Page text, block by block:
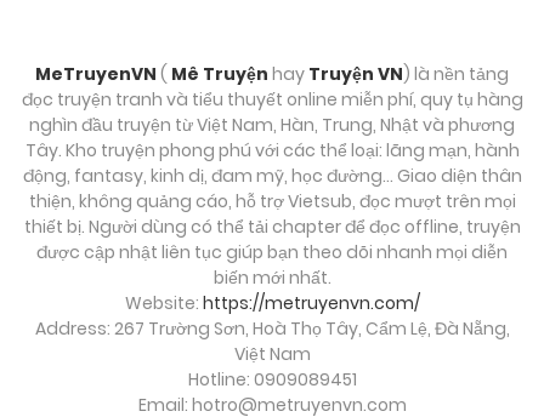
MeTruyenVN ( Mê Truyện hay Truyện VN) là nền tảng
đọc truyện tranh và tiểu thuyết online miễn phí, quy tụ hàng
nghìn đầu truyện từ Việt Nam, Hàn, Trung, Nhật và phương
Tây. Kho truyện phong phú với các thể loại: lãng mạn, hành
động, fantasy, kinh dị, đam mỹ, học đường… Giao diện thân
thiện, không quảng cáo, hỗ trợ Vietsub, đọc mượt trên mọi
thiết bị. Người dùng có thể tải chapter để đọc offline, truyện
được cập nhật liên tục giúp bạn theo dõi nhanh mọi diễn
biến mới nhất.
Website: https://metruyenvn.com/
Address: 267 Trường Sơn, Hoà Thọ Tây, Cẩm Lệ, Đà Nẵng,
Việt Nam
Hotline: 0909089451
Email: hotro@metruyenvn.com